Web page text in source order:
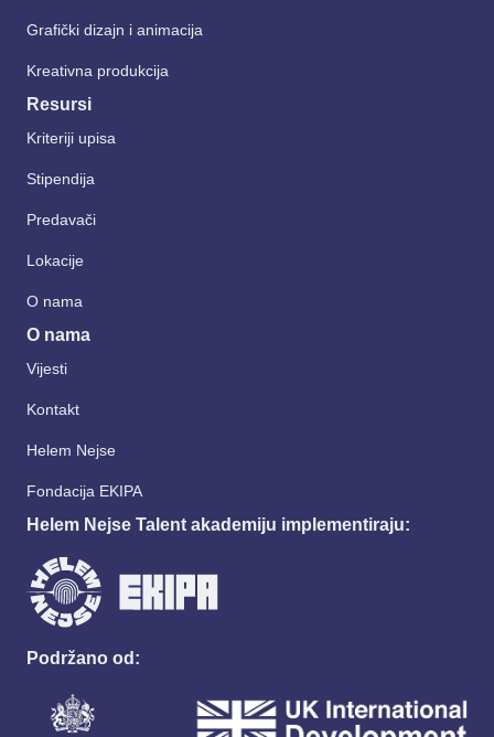
Grafički dizajn i animacija
Kreativna produkcija
Resursi
Kriteriji upisa
Stipendija
Predavači
Lokacije
O nama
O nama
Vijesti
Kontakt
Helem Nejse
Fondacija EKIPA
Helem Nejse Talent akademiju implementiraju:
Podržano od: